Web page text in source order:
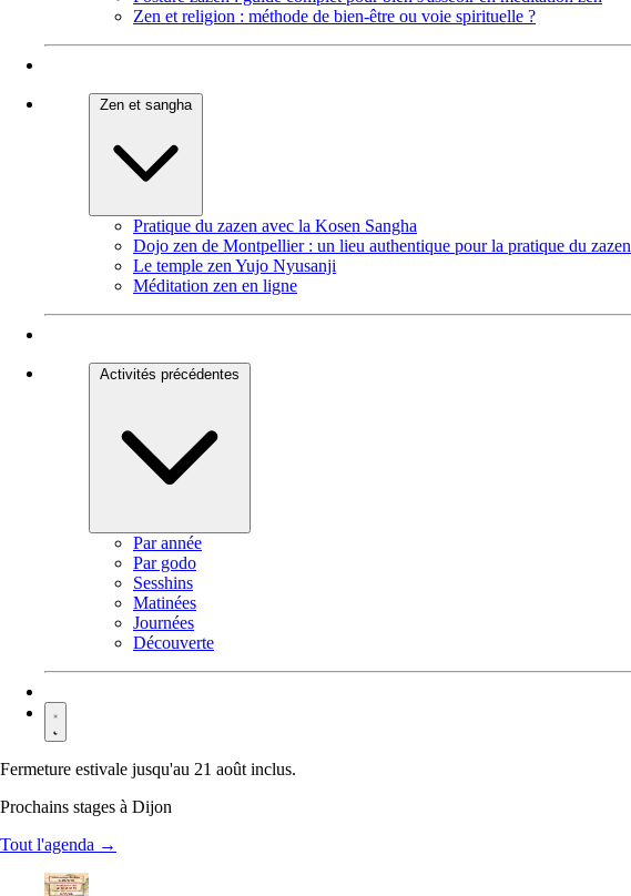
Zen et religion : méthode de bien-être ou voie spirituelle ?
Zen et sangha
Pratique du zazen avec la Kosen Sangha
Dojo zen de Montpellier : un lieu authentique pour la pratique du zazen
Le temple zen Yujo Nyusanji
Méditation zen en ligne
Activités précédentes
Par année
Par godo
Sesshins
Matinées
Journées
Découverte
Fermeture estivale jusqu'au 21 août inclus.
Prochains stages à Dijon
Tout l'agenda →